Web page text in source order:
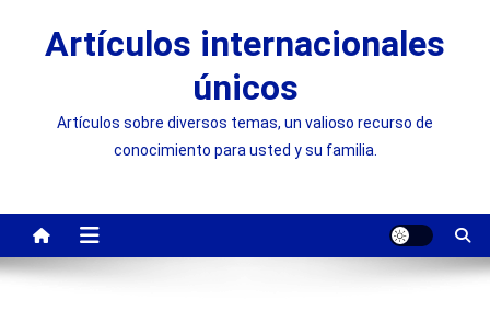
Artículos internacionales
únicos
Artículos sobre diversos temas, un valioso recurso de
conocimiento para usted y su familia.